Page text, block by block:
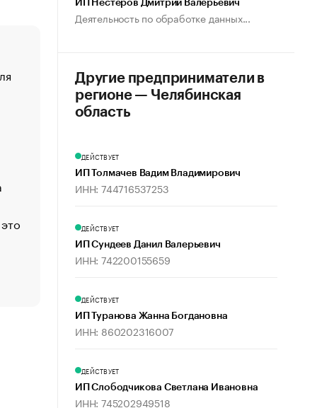
«От спорта тело стареет иначе». Как живет глава
создавшей GTA
«Деньги будут не нужны»: что рассказал Маск в
Функции менеджмента: пять ключевых основ
управления
ЕС разрешил конфискацию российской нефти —
Стресс обеспеченных людей: почему рост доходов
Что обвинения против Павла Дурова значат для
ИП Нестеров Дмитрий Валерьевич
Деятельность по обработке данных...
Другие предприниматели в
регионе — Челябинская
область
ДЕЙСТВУЕТ
ИП Толмачев Вадим Владимирович
ИНН: 744716537253
ДЕЙСТВУЕТ
ИП Сундеев Данил Валерьевич
ИНН: 742200155659
ДЕЙСТВУЕТ
ИП Туранова Жанна Богдановна
ИНН: 860202316007
ДЕЙСТВУЕТ
ИП Слободчикова Светлана Ивановна
ИНН: 745202949518